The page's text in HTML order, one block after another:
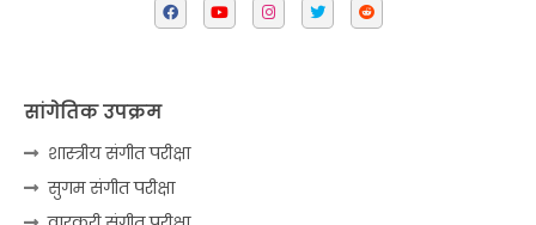
सांगेतिक उपक्रम
शास्त्रीय संगीत परीक्षा
सुगम संगीत परीक्षा